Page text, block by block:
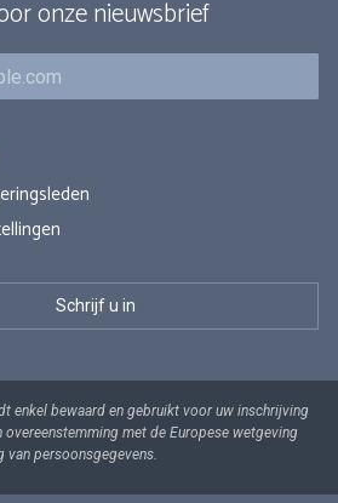
onze nieuwsbrief
enkel bewaard en gebruikt voor uw inschrijving
overeenstemming met de Europese wetgeving
van persoonsgegevens.